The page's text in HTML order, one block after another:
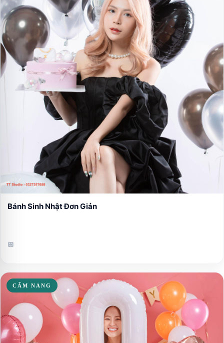
Bánh Sinh Nhật Đơn Giản
📅
CẨM NANG